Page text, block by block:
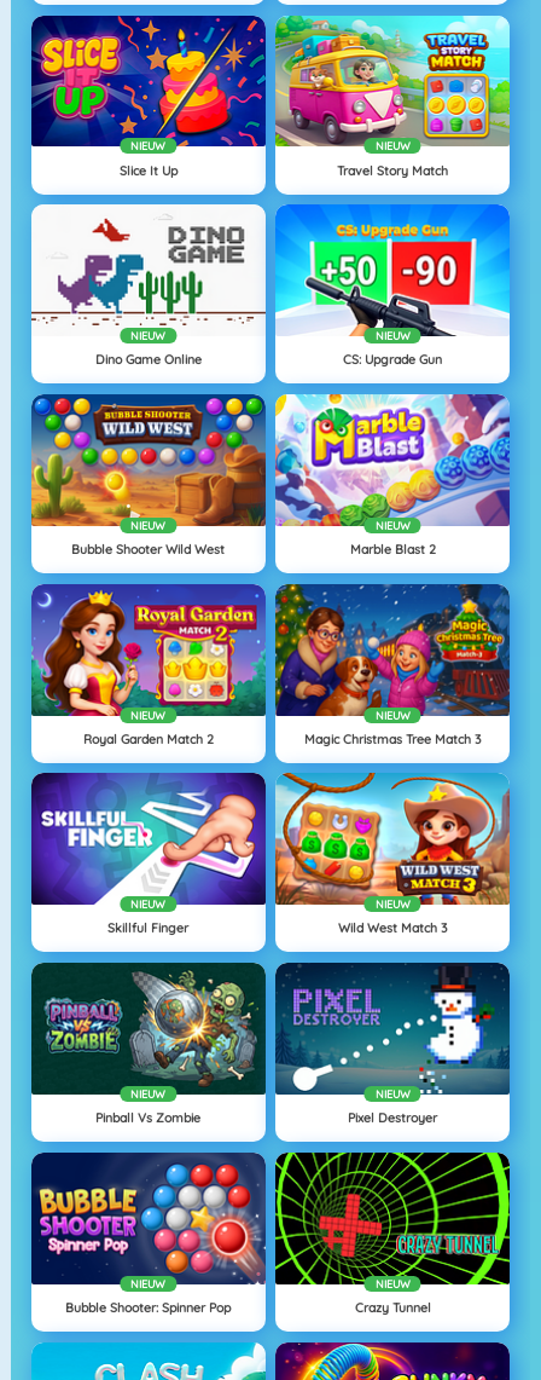
NIEUW
Slice It Up
NIEUW
Travel Story Match
NIEUW
Dino Game Online
NIEUW
CS: Upgrade Gun
NIEUW
Bubble Shooter Wild West
NIEUW
Marble Blast 2
NIEUW
Royal Garden Match 2
NIEUW
Magic Christmas Tree Match 3
NIEUW
Skillful Finger
NIEUW
Wild West Match 3
NIEUW
Pinball Vs Zombie
NIEUW
Pixel Destroyer
NIEUW
Bubble Shooter: Spinner Pop
NIEUW
Crazy Tunnel